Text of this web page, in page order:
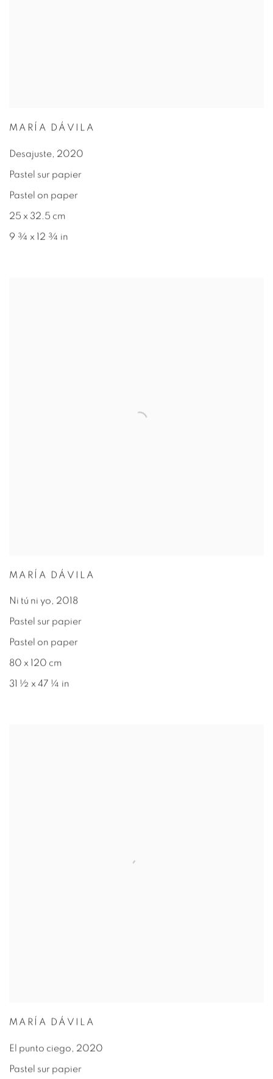
MARÍA DÁVILA
Desajuste, 2020
Pastel sur papier
Pastel on paper
25 x 32.5 cm
9 ¾ x 12 ¾ in
MARÍA DÁVILA
Ni tú ni yo, 2018
Pastel sur papier
Pastel on paper
80 x 120 cm
31 ½ x 47 ¼ in
MARÍA DÁVILA
El punto ciego, 2020
Pastel sur papier